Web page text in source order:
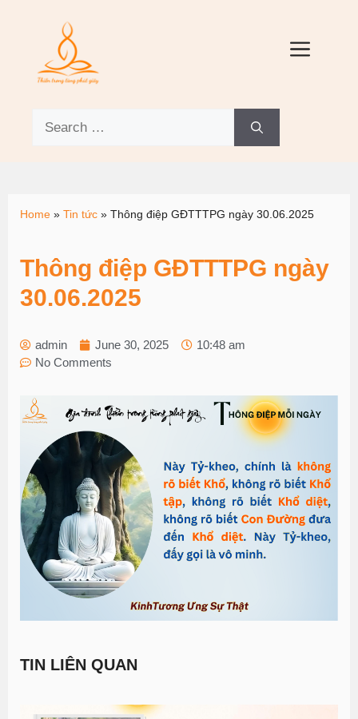
Home » Tin tức » Thông điệp GĐTTTPG ngày 30.06.2025
Thông điệp GĐTTTPG ngày
30.06.2025
admin June 30, 2025
10:48 am
No Comments
TIN LIÊN QUAN